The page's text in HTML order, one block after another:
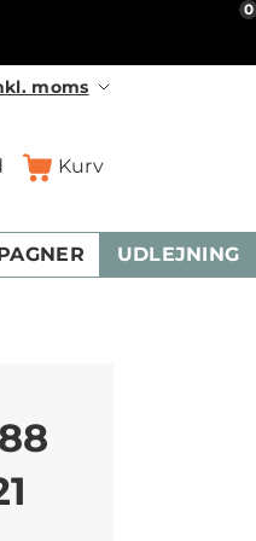
moms
Kurv
0
UDLEJNING